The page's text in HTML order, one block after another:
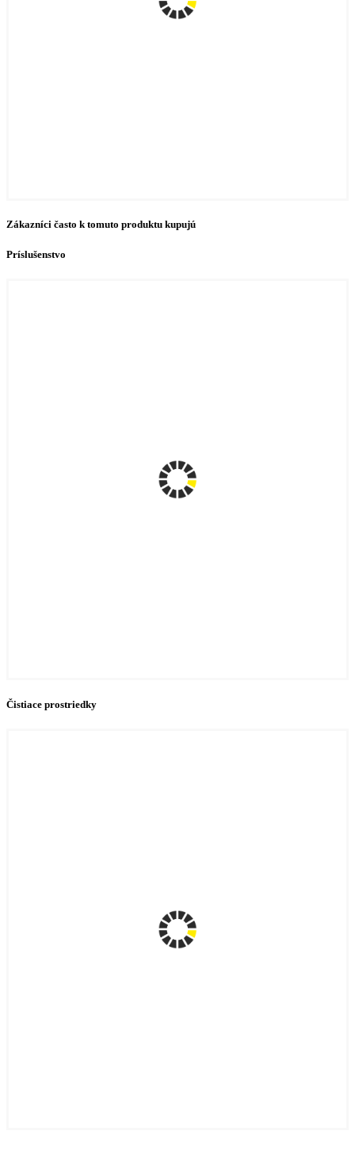
Zákazníci často k tomuto produktu kupujú
Príslušenstvo
Čistiace prostriedky